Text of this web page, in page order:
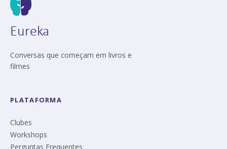
Eureka
Conversas que começam em livros e
filmes
PLATAFORMA
Clubes
Workshops
Perguntas Frequentes